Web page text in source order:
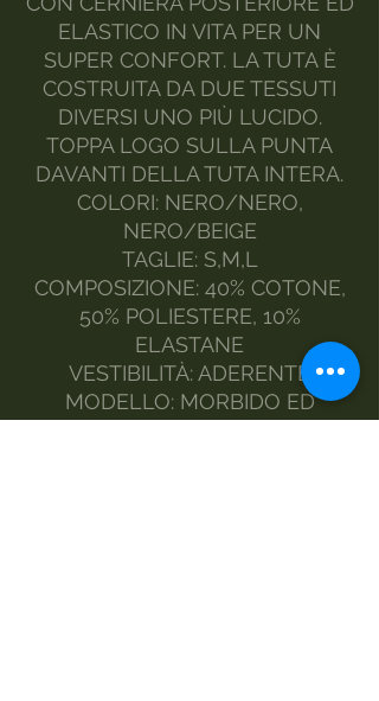
ELASTICO IN VITA PER UN
SUPER CONFORT. LA TUTA È
COSTRUITA DA DUE TESSUTI
DIVERSI UNO PIÙ LUCIDO.
TOPPA LOGO SULLA PUNTA
DAVANTI DELLA TUTA INTERA.
COLORI: NERO/NERO,
NERO/BEIGE
TAGLIE: S,M,L
COMPOSIZIONE: 40% COTONE,
50% POLIESTERE, 10%
ELASTANE
VESTIBILITÀ: ADERENTE
MODELLO: MORBIDO ED